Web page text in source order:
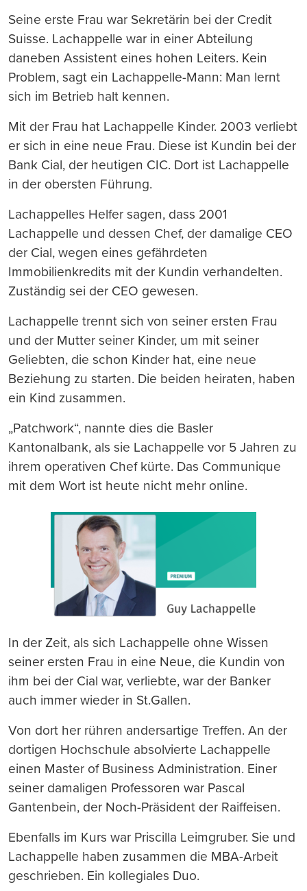
Seine erste Frau war Sekretärin bei der Credit
Suisse. Lachappelle war in einer Abteilung
daneben Assistent eines hohen Leiters. Kein
Problem, sagt ein Lachappelle-Mann: Man lernt
sich im Betrieb halt kennen.
Mit der Frau hat Lachappelle Kinder. 2003 verliebt
er sich in eine neue Frau. Diese ist Kundin bei der
Bank Cial, der heutigen CIC. Dort ist Lachappelle
in der obersten Führung.
Lachappelles Helfer sagen, dass 2001
Lachappelle und dessen Chef, der damalige CEO
der Cial, wegen eines gefährdeten
Immobilienkredits mit der Kundin verhandelten.
Zuständig sei der CEO gewesen.
Lachappelle trennt sich von seiner ersten Frau
und der Mutter seiner Kinder, um mit seiner
Geliebten, die schon Kinder hat, eine neue
Beziehung zu starten. Die beiden heiraten, haben
ein Kind zusammen.
„Patchwork“, nannte dies die Basler
Kantonalbank, als sie Lachappelle vor 5 Jahren zu
ihrem operativen Chef kürte. Das Communique
mit dem Wort ist heute nicht mehr online.
In der Zeit, als sich Lachappelle ohne Wissen
seiner ersten Frau in eine Neue, die Kundin von
ihm bei der Cial war, verliebte, war der Banker
auch immer wieder in St.Gallen.
Von dort her rühren andersartige Treffen. An der
dortigen Hochschule absolvierte Lachappelle
einen Master of Business Administration. Einer
seiner damaligen Professoren war Pascal
Gantenbein, der Noch-Präsident der Raiffeisen.
Ebenfalls im Kurs war Priscilla Leimgruber. Sie und
Lachappelle haben zusammen die MBA-Arbeit
geschrieben. Ein kollegiales Duo.